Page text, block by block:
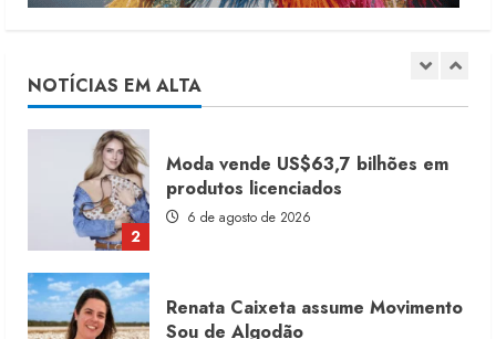
NOTÍCIAS EM ALTA
1
Dia dos Pais reforça retomada da
2
Moda vende US$63,7 bilhões em
produtos licenciados
6 de agosto de 2026
Renata Caixeta assume Movimento
Sou de Algodão